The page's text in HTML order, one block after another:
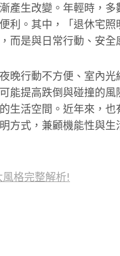
產生改變。年輕時，
利。其中，「退休宅
而是與日常行動、安
晚行動不方便、室內
能提高跌倒與碰撞的
生活空間。近年來，
方式，兼顧機能性與生
格完整解析!